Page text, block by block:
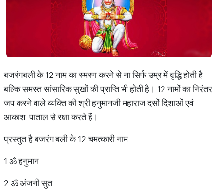
बजरंगबली के 12 नाम का स्मरण करने से ना सिर्फ उम्र में वृद्धि होती है
बल्कि समस्त सांसारिक सुखों की प्राप्ति भी होती है। 12 नामों का निरंतर
जप करने वाले व्यक्ति की श्री हनुमानजी महाराज दसों दिशाओं एवं
आकाश-पाताल से रक्षा करते हैं।
प्रस्तुत है बजरंग बली के 12 चमत्कारी नाम :
1 ॐ हनुमान
2 ॐ अंजनी सुत